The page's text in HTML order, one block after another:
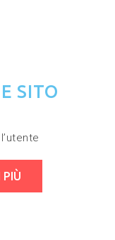
SITO
PIÙ